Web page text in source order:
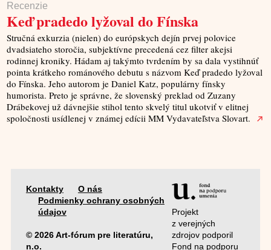
Recenzie
Keď pradedo lyžoval do Fínska
Stručná exkurzia (nielen) do európskych dejín prvej polovice
dvadsiateho storočia, subjektívne precedená cez filter akejsi
rodinnej kroniky. Hádam aj takýmto tvrdením by sa dala vystihnúť
pointa krátkeho románového debutu s názvom Keď pradedo lyžoval
do Fínska. Jeho autorom je Daniel Katz, populárny fínsky
humorista. Preto je správne, že slovenský preklad od Zuzany
Drábekovej už dávnejšie stihol tento skvelý titul ukotviť v elitnej
spoločnosti usídlenej v známej edícii MM Vydavateľstva Slovart.
Kontakty
O nás
Podmienky ochrany osobných
údajov
© 2026 Art-fórum pre literatúru,
n.o.
Projekt
z verejných
zdrojov podporil
Fond na podporu